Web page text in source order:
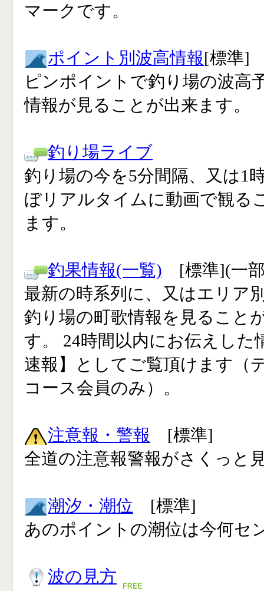
マークです。
ポイント別波高情報[標準]
ピンポイントで釣り場の波高
情報が見ることが出来ます。
釣り場ライブ
釣り場の今を5分間隔、又は1
ぼリアルタイムに動画で観る
ます。
釣果情報(一覧) [標準](一
最新の時系列に、又はエリア
釣り場の町歌情報を見ること
す。 24時間以内にお伝えした
速報】としてご覧頂けます（
コース会員のみ）。
注意報・警報 [標準]
全道の注意報警報がさくっと
潮汐・潮位 [標準]
あのポイントの潮位は今何セ
波の見方